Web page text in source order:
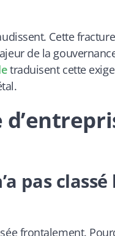
Cette
de la
traduisent cette
pas
frontalement.